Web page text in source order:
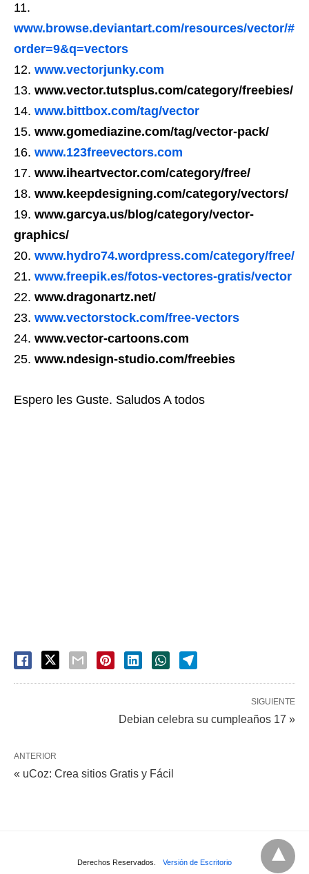
www.browse.deviantart.com/resources/vector/#
order=9&q=vectors
www.vectorjunky.com
www.vector.tutsplus.com/category/freebies/
www.bittbox.com/tag/vector
www.gomediazine.com/tag/vector-pack/
www.123freevectors.com
www.iheartvector.com/category/free/
www.keepdesigning.com/category/vectors/
www.garcya.us/blog/category/vector-
graphics/
www.hydro74.wordpress.com/category/free/
www.freepik.es/fotos-vectores-gratis/vector
www.dragonartz.net/
www.vectorstock.com/free-vectors
www.vector-cartoons.com
www.ndesign-studio.com/freebies
Espero les Guste. Saludos A todos
SIGUIENTE
Debian celebra su cumpleaños 17 »
ANTERIOR
« uCoz: Crea sitios Gratis y Fácil
Derechos Reservados. Versión de Escritorio